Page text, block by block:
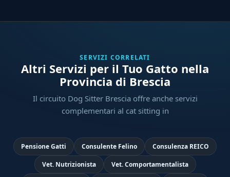
SERVIZI CORRELATI
Altri Servizi per il Tuo Gatto nella
Provincia di Brescia
Il circuito Dog Sitter Brescia offre anche servizi
complementari al cat sitting in
Pensione Gatti Consulente Felino Consulenza REICO
Vet. Nutrizionista Vet. Comportamentalista